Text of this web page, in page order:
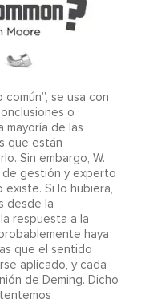
se usa con
o
mayoría de las
que están
Sin embargo, W.
de gestión y experto
existe. Si lo hubiera,
desde la
respuesta a la
haya
que el sentido
aplicado, y cada
de Deming. Dicho